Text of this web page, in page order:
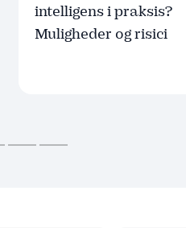
intelligens i praksis?
Muligheder og risici